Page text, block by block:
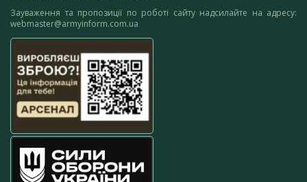
Зауваження та пропозиції по роботі сайту надсилайте на адресу:
webmaster@armyinform.com.ua